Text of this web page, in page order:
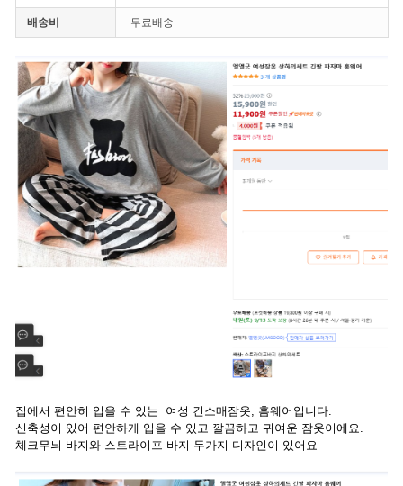
배송비 무료배송
집에서 편안히 입을 수 있는 여성 긴소매잠옷, 홈웨어입니다.
신축성이 있어 편안하게 입을 수 있고 깔끔하고 귀여운 잠옷이에요.
체크무늬 바지와 스트라이프 바지 두가지 디자인이 있어요